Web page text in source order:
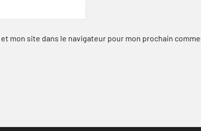
mon site dans le navigateur pour mon prochain